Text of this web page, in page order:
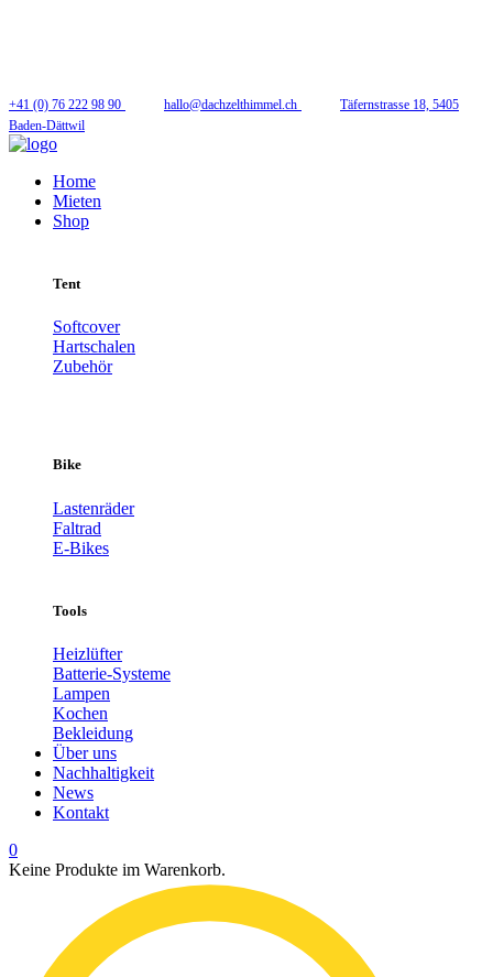
+41 (0) 76 222 98 90 hallo@dachzelthimmel.ch
Täfernstrasse 18, 5405
Baden-Dättwil
Home
Mieten
Shop
Tent
Softcover
Hartschalen
Zubehör
Bike
Lastenräder
Faltrad
E-Bikes
Tools
Heizlüfter
Batterie-Systeme
Lampen
Kochen
Bekleidung
Über uns
Nachhaltigkeit
News
Kontakt
0
Keine Produkte im Warenkorb.